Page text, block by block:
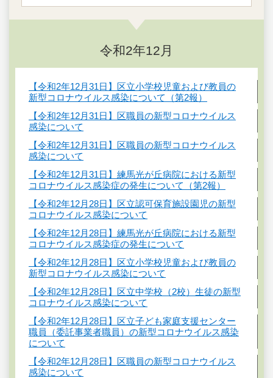
令和2年12月
【令和2年12月31日】区立小学校児童および教員の
新型コロナウイルス感染について（第2報）
【令和2年12月31日】区職員の新型コロナウイルス
感染について
【令和2年12月31日】区職員の新型コロナウイルス
感染について
【令和2年12月31日】練馬光が丘病院における新型
コロナウイルス感染症の発生について（第2報）
【令和2年12月28日】区立認可保育施設園児の新型
コロナウイルス感染について
【令和2年12月28日】練馬光が丘病院における新型
コロナウイルス感染症の発生について
【令和2年12月28日】区立小学校児童および教員の
新型コロナウイルス感染について
【令和2年12月28日】区立中学校（2校）生徒の新型
コロナウイルス感染について
【令和2年12月28日】区立子ども家庭支援センター
職員（委託事業者職員）の新型コロナウイルス感染
について
【令和2年12月28日】区職員の新型コロナウイルス
感染について